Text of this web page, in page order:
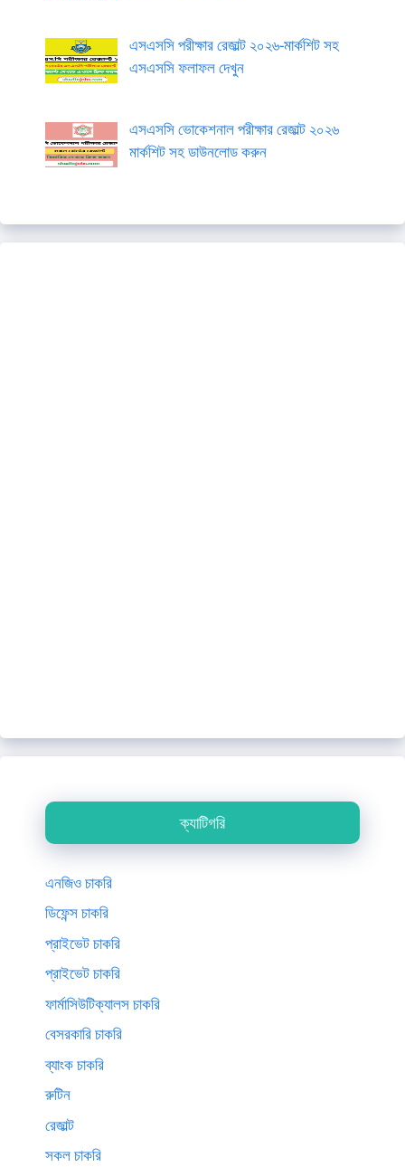
এসএসসি পরীক্ষার রেজাল্ট ২০২৬-মার্কশিট সহ
এসএসসি ফলাফল দেখুন
এসএসসি ভোকেশনাল পরীক্ষার রেজাল্ট ২০২৬
মার্কশিট সহ ডাউনলোড করুন
ক্যাটিগরি
এনজিও চাকরি
ডিফেন্স চাকরি
প্রাইভেট চাকরি
প্রাইভেট চাকরি
ফার্মাসিউটিক্যালস চাকরি
বেসরকারি চাকরি
ব্যাংক চাকরি
রুটিন
রেজাল্ট
সকল চাকরি